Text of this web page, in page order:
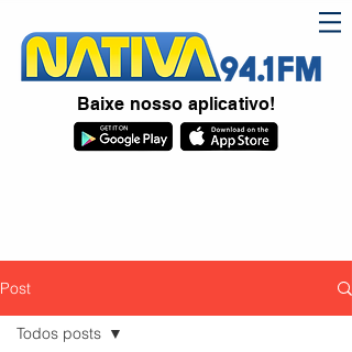
Baixe nosso aplicativo!
Post
Todos posts